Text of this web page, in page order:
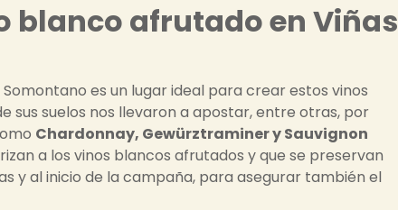
blanco afrutado en Viñas
es un lugar ideal para crear estos vinos
sus suelos nos llevaron a apostar, entre otras, por
Chardonnay, Gewürztraminer y Sauvignon
a los vinos blancos afrutados y que se preservan
y al inicio de la campaña, para asegurar también el